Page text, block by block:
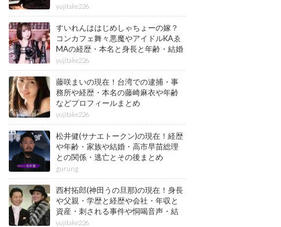
確執もまとめ
yujitake226
すいれんははじめしゃちょーの嫁？
コンカフェ舞々悪魔やアイドルKAゑ
MAの経歴・本名と身長と年齢・結婚
情報もまとめ
yujitake226
藤咲まいの現在！台湾での逮捕・事
務所や経歴・本名の藤崎麻衣や年齢
などプロフィールまとめ
yujitake226
松井健(サナエトークン)の現在！経歴
や年齢・家族や結婚・高市早苗総理
との関係・逃亡とその後まとめ
gurung
西村拓郎(神田うの旦那)の現在！身長
や父親・学歴と経歴や会社・年収と
資産・刺される事件や恫喝音声・結
婚と子供や自宅・脳梗塞の病気もま
yujitake226